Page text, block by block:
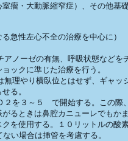
・大動脈縮窄症）、その他基
急性左心不全の治療を中心に）
ーゼの有無、呼吸状態などを
ックに準じた治療を行う。
理やり横臥位とはせず、ギャッ
る。
を３～５　で開始する。この際
ときは鼻腔カニューレでもか
使用する。１０リットルの酸
場合は挿管を考慮する。